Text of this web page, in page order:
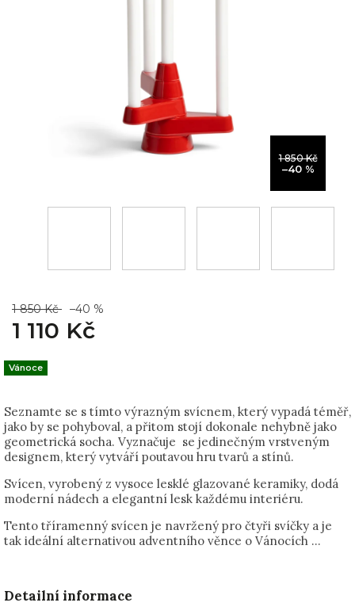
1 850 Kč
–40 %
1 850 Kč –40 %
1 110 Kč
Seznamte se s tímto výrazným svícnem, který vypadá téměř,
jako by se pohyboval, a přitom stojí dokonale nehybně jako
geometrická socha. Vyznačuje se jedinečným vrstveným
designem, který vytváří poutavou hru tvarů a stínů.
Svícen, vyrobený z vysoce lesklé glazované keramiky, dodá
moderní nádech a elegantní lesk každému interiéru.
Tento tříramenný svícen je navržený pro čtyři svíčky a je
tak ideální alternativou adventního věnce o Vánocích ...
Detailní informace
Vánoce